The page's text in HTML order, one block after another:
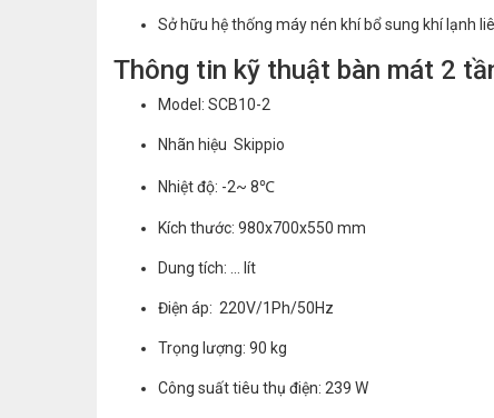
Sở hữu hệ thống máy nén khí bổ sung khí lạnh
Thông tin kỹ thuật bàn mát 2
Model: SCB10-2
Nhãn hiệu Skippio
Nhiệt độ: -2~ 8℃
Kích thước: 980x700x550 mm
Dung tích: … lít
Điện áp: 220V/1Ph/50Hz
Trọng lượng: 90 kg
Công suất tiêu thụ điện: 239 W